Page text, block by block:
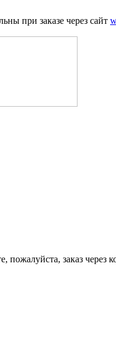
при заказе через сайт
заказ через